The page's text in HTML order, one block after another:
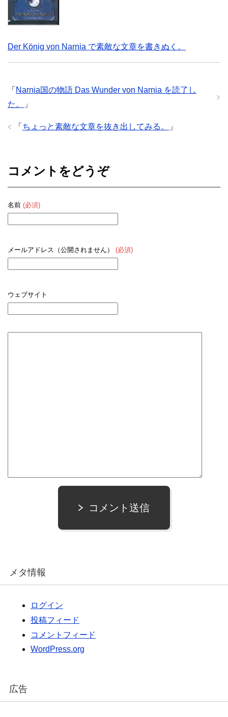
Der König von Narnia で素敵な文章を書きぬく。
「 Narnia国の物語 Das Wunder von Narnia を読了し
た。
」
「 ちょっと素敵な文章を抜き出してみる。 」
コメントをどうぞ
名前 (必須)
メールアドレス（公開されません） (必須)
ウェブサイト
コメント送信
メタ情報
ログイン
投稿フィード
コメントフィード
WordPress.org
広告